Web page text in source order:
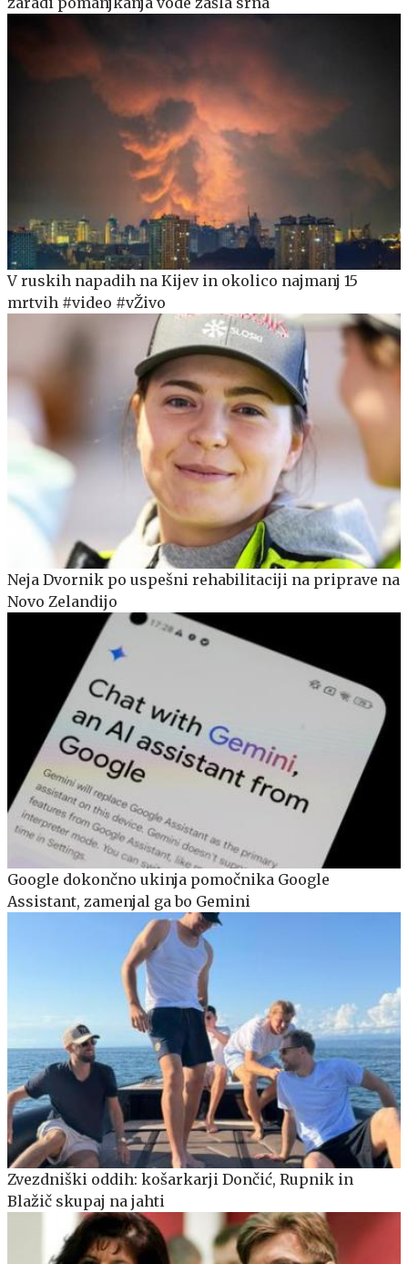
V ruskih napadih na Kijev in okolico najmanj 15
mrtvih #video #vŽivo
Neja Dvornik po uspešni rehabilitaciji na priprave na
Novo Zelandijo
Google dokončno ukinja pomočnika Google
Assistant, zamenjal ga bo Gemini
Zvezdniški oddih: košarkarji Dončić, Rupnik in
Blažič skupaj na jahti